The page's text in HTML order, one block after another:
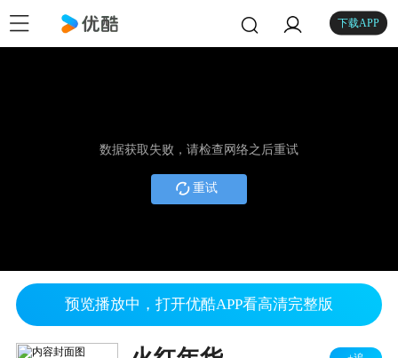
下载APP
数据获取失败，请检查网络之后重试
重试
预览播放中，打开优酷APP看高清完整版